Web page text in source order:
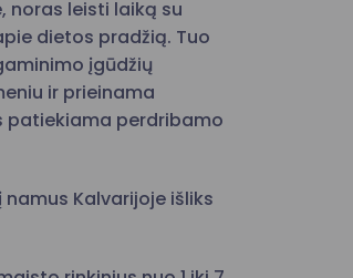
noras leisti laiką su
dietos pradžią. Tuo
įgūdžių
ir prieinama
patiekiama perdribamo
Kalvarijoje išliks